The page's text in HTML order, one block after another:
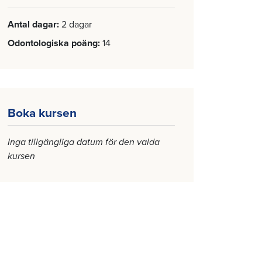
Antal dagar 2 dagar
Odontologiska poäng 14
Boka kursen
Inga tillgängliga datum för den valda
kursen